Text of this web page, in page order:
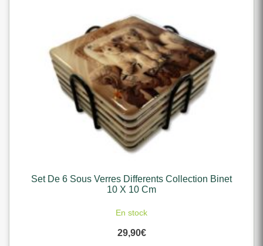
Set De 6 Sous Verres Differents Collection Binet
10 X 10 Cm
En stock
29,90€